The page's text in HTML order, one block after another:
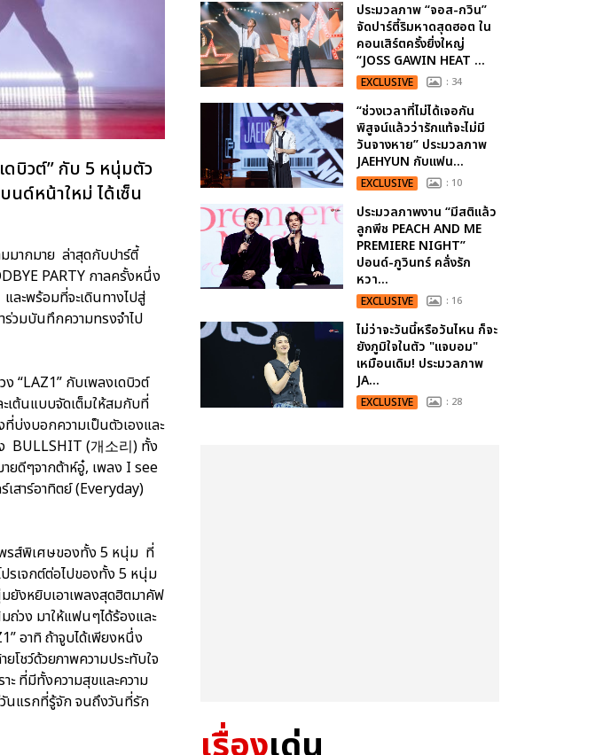
ดบิวต์” กับ 5 หนุ่มตัว
นด์หน้าใหม่ ได้เซ็น
มากมาย ล่าสุดกับปาร์ตี้
PARTY กาลครั้งหนึ่ง
ะพร้อมที่จะเดินทางไปสู่
วมบันทึกความทรงจำไป
“LAZ1” กับเพลงเดบิวต์
เต้นแบบจัดเต็มให้สมกับที่
บ่งบอกความเป็นตัวเองและ
BULLSHIT (개소리) ทั้ง
ยดีๆจากต้าห์อู๋, เพลง I see
สาร์อาทิตย์ (Everyday)
พรส์พิเศษของทั้ง 5 หนุ่ม ที่
ปรเจกต์ต่อไปของทั้ง 5 หนุ่ม
ยังหยิบเอาเพลงสุดฮิตมาคัฟ
ถ่วง มาให้แฟนๆได้ร้องและ
อาทิ ถ้าจูบได้เพียงหนึ่ง
ชว์ด้วยภาพความประทับใจ
ะ ที่มีทั้งความสุขและความ
นแรกที่รู้จัก จนถึงวันที่รัก
ประมวลภาพ “จอส-กวิน”
จัดปาร์ตี้ริมหาดสุดฮอต ใน
คอนเสิร์ตครั้งยิ่งใหญ่
“JOSS GAWIN HEAT ...
EXCLUSIVE : 34
“ช่วงเวลาที่ไม่ได้เจอกัน
พิสูจน์แล้วว่ารักแท้จะไม่มี
วันจางหาย” ประมวลภาพ
JAEHYUN กับแฟน...
EXCLUSIVE : 10
ประมวลภาพงาน “มีสติแล้ว
ลูกพีช PEACH AND ME
PREMIERE NIGHT”
ปอนด์-ภูวินทร์ คลั่งรัก
หวา...
EXCLUSIVE : 16
ไม่ว่าจะวันนี้หรือวันไหน ก็จะ
ยังภูมิใจในตัว "แจบอม"
เหมือนเดิม! ประมวลภาพ
JA...
EXCLUSIVE : 28